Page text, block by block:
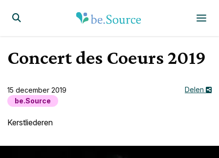
Display the search form
Concert des Coeurs 2019
Delen
15 december 2019
be.Source
Kerstliederen